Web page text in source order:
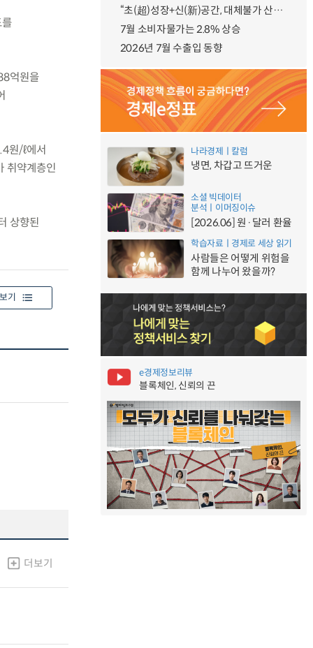
억원을
원/ℓ에서
취약계층인
상향된
기
더보기
“초(超)성장+신(新)공간, 대체불가 산업강국”
7월 소비자물가는 2.8% 상승
2026년 7월 수출입 동향
나라경제ㅣ칼럼
냉면, 차갑고 뜨거운
소셜 빅데이터
분석ㅣ이머징이슈
[2026.06] 원·달러 환율
학습자료ㅣ경제로 세상 읽기
사람들은 어떻게 위험을
함께 나누어 왔을까?
e경제정보리뷰
블록체인, 신뢰의 끈